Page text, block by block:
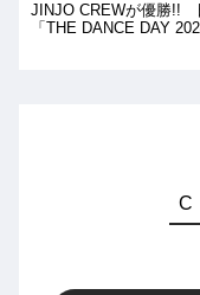
JINJO CREWが優勝!!
「THE DANCE DAY